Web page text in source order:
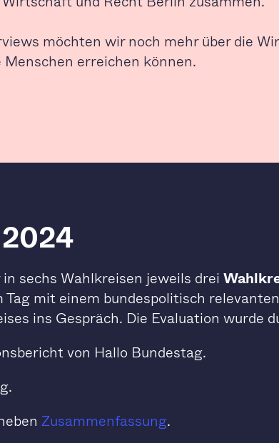
möchten wir noch mehr über die
erreichen können.
sechs Wahlkreisen jeweils drei
mit einem bundespolitisch
ins Gespräch. Die Evaluation wurde
von Hallo Bundestag.
Zusammenfassung.